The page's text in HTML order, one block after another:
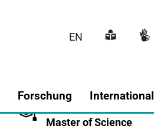
EN
Forschung International
Abschlusstyp
Master of Science